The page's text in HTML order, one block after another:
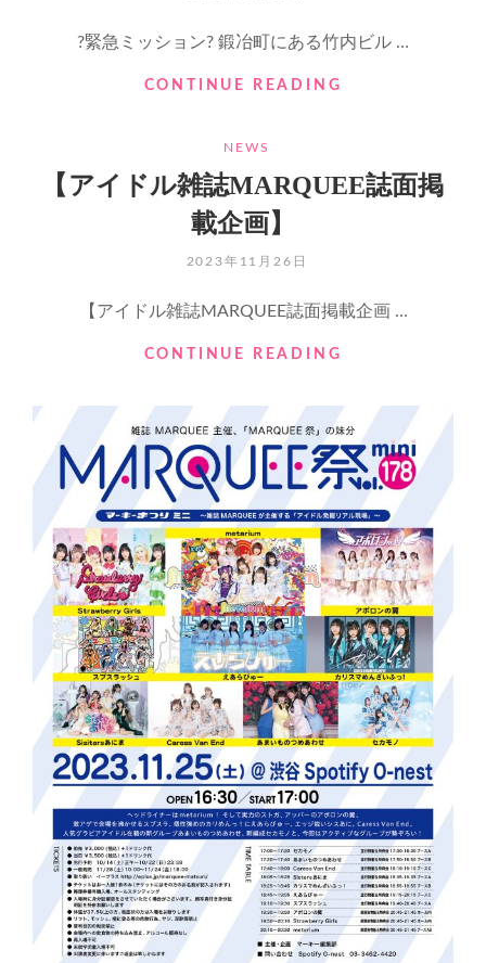
企
?緊急ミッション? 鍛冶町にある竹内ビル …
CONTINUE READING
ッ
シ
町
内
ビ
ル
の
地
下
で
ビ
ラ
配
り
写
メ
せ
よ
CATEGORIES
NEWS
【アイドル雑誌MARQUEE誌面掲
載企画】
POSTED
2023年11月26日
【アイドル雑誌MARQUEE誌面掲載企画 …
CONTINUE READING
雑
誌
MARQUEE
誌
面
掲
載
企
画】